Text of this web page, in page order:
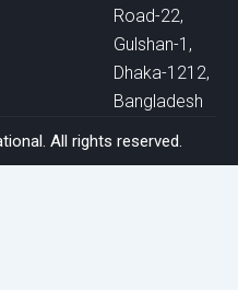
Road-22,
Gulshan-1,
Dhaka-1212,
Bangladesh
All rights reserved.